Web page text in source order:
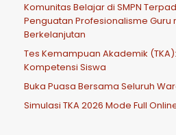
Komunitas Belajar di SMPN
Penguatan Profesionalisme Guru
Berkelanjutan
Tes Kemampuan Akademik
Kompetensi Siswa
Buka Puasa Bersama Seluruh
Simulasi TKA 2026 Mode Full